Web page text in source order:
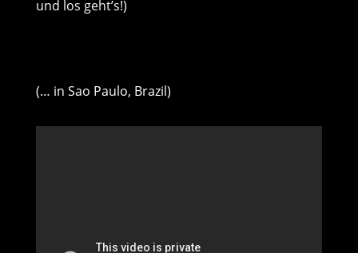
und los geht’s!)
(… in Sao Paulo, Brazil)